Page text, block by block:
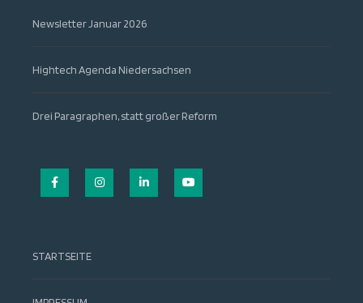
Newsletter Januar 2026
Hightech Agenda Niedersachsen
Drei Paragraphen, statt großer Reform
Facebook Instagram LinkedIn
STARTSEITE